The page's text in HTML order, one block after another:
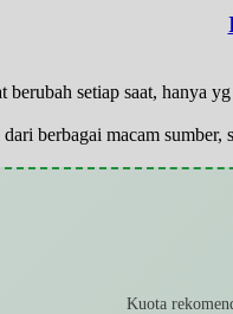
berubah setiap saat, hanya
berbagai macam
Kuota